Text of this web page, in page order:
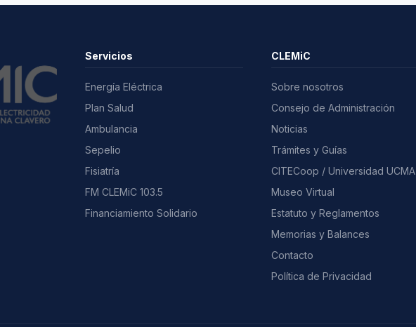
Servicios
Energía Eléctrica
Plan Salud
Ambulancia
Sepelio
Fisiatría
FM CLEMiC 103.5
Financiamiento Solidario
CLEMiC
Sobre nosotros
Consejo de Administración
Noticias
Trámites y Guías
CITECoop / Universidad UCMA
Museo Virtual
Estatuto y Reglamentos
Memorias y Balances
Contacto
Política de Privacidad